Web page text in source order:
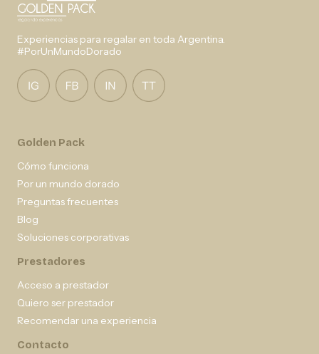
Experiencias para regalar en toda Argentina.
#PorUnMundoDorado
Golden Pack
Cómo funciona
Por un mundo dorado
Preguntas frecuentes
Blog
Soluciones corporativas
Prestadores
Acceso a prestador
Quiero ser prestador
Recomendar una experiencia
Contacto